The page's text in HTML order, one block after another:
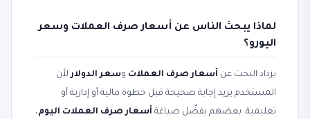
لماذا يبحث الناس عن أسعار صرف العملات وسعر
اليورو؟
يزداد البحث عن أسعار صرف العملات وسعر الدولارلأن
المستخدم يريد إجابة صحيحة قبل خطوة مالية أو إدارية أو
تعليمية. بعضهم يفضّل صياغة أسعار صرف العملات اليوم،